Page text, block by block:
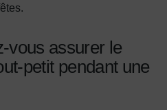
vous assurer le
petit pendant une